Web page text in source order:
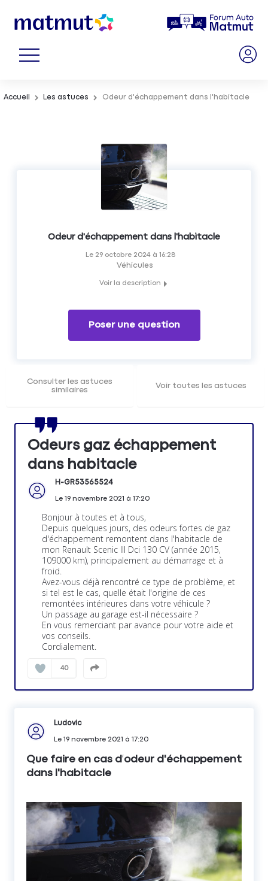
Accueil Les astuces Odeur d'échappement dans l'habitacle
Odeur d'échappement dans l'habitacle
Le 29 octobre 2024à 16:28
Véhicules
Voir la description
Poser une question
Consulter les astuces
similaires
Voir toutes les astuces
Odeurs gaz échappement
dans habitacle
H-GR53565524
Le 19 novembre 2021 à 17:20
Bonjour à toutes et à tous,
Depuis quelques jours, des odeurs fortes de gaz
d'échappement remontent dans l'habitacle de
mon Renault Scenic III Dci 130 CV (année 2015,
109000 km), principalement au démarrage et à
froid.
Avez-vous déjà rencontré ce type de problème, et
si tel est le cas, quelle était l'origine de ces
remontées intérieures dans votre véhicule ?
Un passage au garage est-il nécessaire ?
En vous remerciant par avance pour votre aide et
vos conseils.
Cordialement.
40
Ludovic
Le 19 novembre 2021 à 17:20
Que faire en cas d’odeur d'échappement
dans l'habitacle